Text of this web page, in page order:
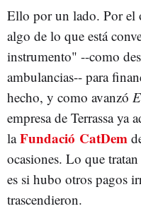
Ello por un lado. Por el
algo de lo que está
instrumento" --como
ambulancias-- para
hecho, y como avanzó
empresa de Terrassa
laFundació CatDem
ocasiones. Lo que
es si hubo otros pagos
trascendieron.